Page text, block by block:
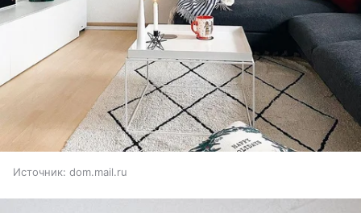
Источник: dom.mail.ru